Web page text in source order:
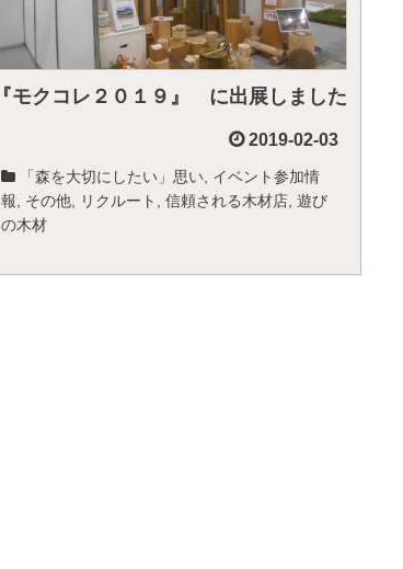
『モクコレ２０１９』 に出展しました
2019-02-03
「森を大切にしたい」思い イベント参加情
報
その他 リクルート 信頼される木材店 遊び
の木材